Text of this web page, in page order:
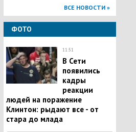
ВСЕ НОВОСТИ »
ФОТО
11:51
В Сети
появились
кадры
реакции
людей на поражение
Клинтон: рыдают все - от
стара до млада